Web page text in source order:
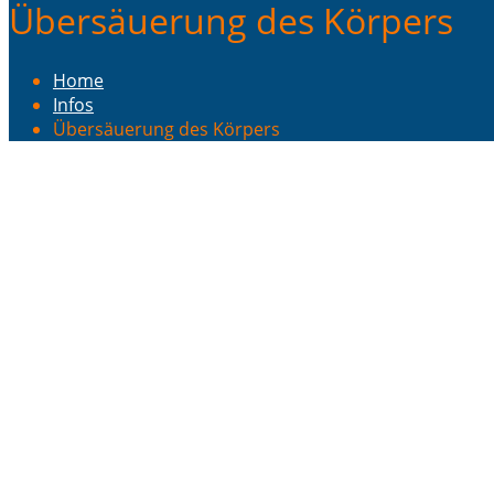
Übersäuerung des Körpers
Home
Infos
Übersäuerung des Körpers